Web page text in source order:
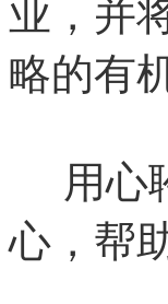
业，并
略的有
用心
心，帮